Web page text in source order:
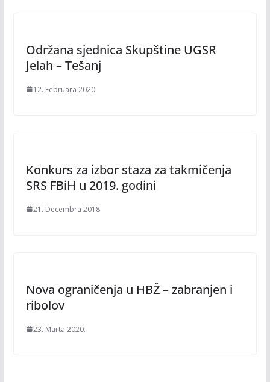
Održana sjednica Skupštine UGSR
Jelah – Tešanj
12. Februara 2020.
Konkurs za izbor staza za takmičenja
SRS FBiH u 2019. godini
21. Decembra 2018.
Nova ograničenja u HBŽ – zabranjen i
ribolov
23. Marta 2020.